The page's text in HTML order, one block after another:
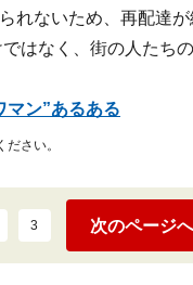
れないため、再配達
はなく、街の人たち
マン”あるある
さい。
3 次のページへ